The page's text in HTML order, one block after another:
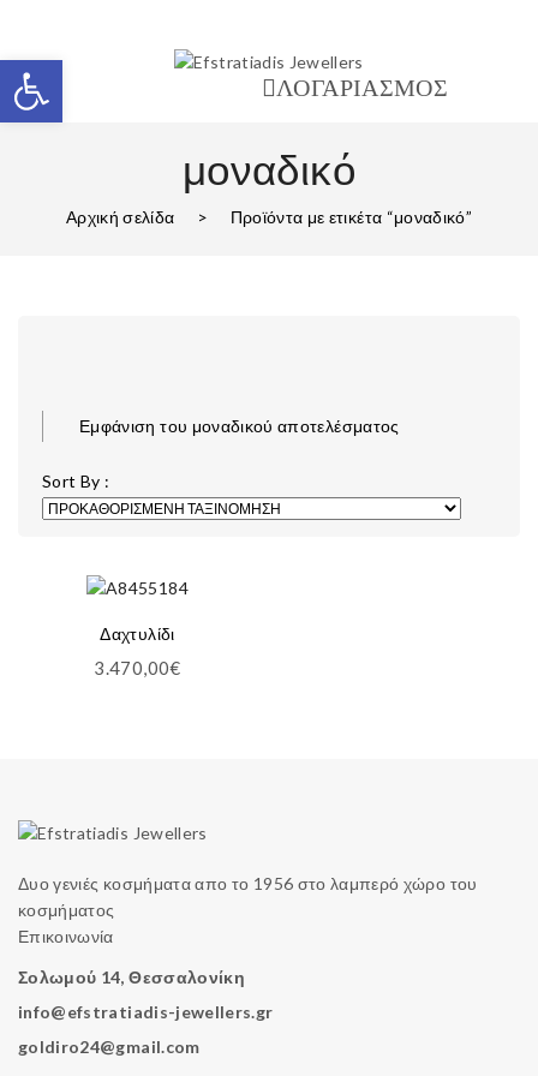
ΛΟΓΑΡΙΑΣΜΟΣ
μοναδικό
Αρχική σελίδα > Προϊόντα με ετικέτα “μοναδικό”
Εμφάνιση του μοναδικού αποτελέσματος
Sort By :
Δαχτυλίδι
3.470,00€
Δυο γενιές κοσμήματα απο το 1956 στο λαμπερό χώρο του
κοσμήματος
Επικοινωνία
Σολωμού 14, Θεσσαλονίκη
info@efstratiadis-jewellers.gr
goldiro24@gmail.com
Ανοίξτε τη γραμμή εργαλείων